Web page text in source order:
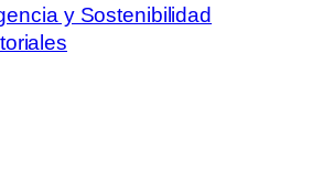
y Sostenibilidad